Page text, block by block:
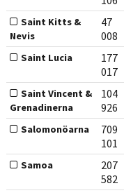
Saint Kitts &
Nevis
47
008
Saint Lucia
177
017
Saint Vincent &
Grenadinerna
104
926
Salomonöarna
709
101
Samoa
207
582